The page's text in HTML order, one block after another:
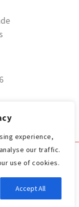
experience,
our traffic.
use of cookies.
Accept All
os direitos